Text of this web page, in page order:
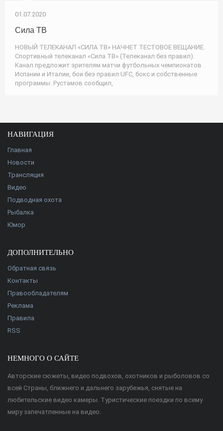
01.07.2020
Сила ТВ
НОВЫЙ ТЕЛЕКАНАЛ «СИЛА ТВ» НАЧНЕТ ТЕСТОВОЕ ВЕЩАНИЕ.
Спортивный телеканал «Сила ТВ» (Телеканал без правил).
Канал предложит зрителям матчи футбольных чемпионатов
Испании и Италии, бои без правил UFC, бокс и собственные
программы. Рустамов сообщил,
НАВИГАЦИЯ
Главная
Новости
Трансляция
Видео
Подводная охота
Рыбалка
Юмор
ДОПОЛНИТЕЛЬНО
Обратная связь
Контакты
Правообладателям
Реклама
Правила
RSS
НЕМНОГО О САЙТЕ
Авторские сюжеты, видео подвохов, охотников и рыболовов со
всей Страны, ближнего и дальнего зарубежья, снятые на
любительские видео камеры. Туристические поездки по всему
миру запечатленные на видео.